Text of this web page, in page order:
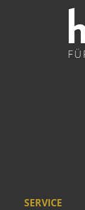
SERVICE